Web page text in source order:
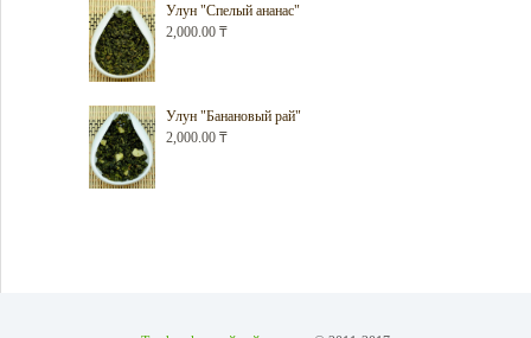
Улун "Спелый ананас"
2,000.00 ₸
Улун "Банановый рай"
2,000.00 ₸